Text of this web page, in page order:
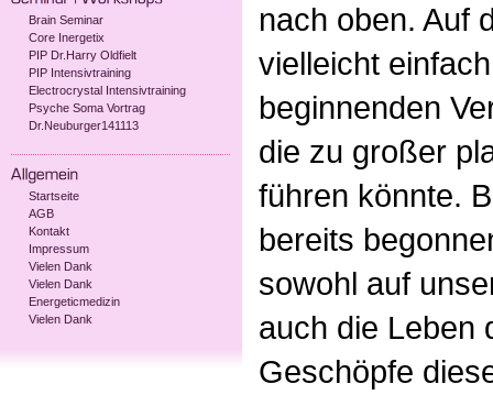
Brain Seminar
Core Inergetix
PIP Dr.Harry Oldfielt
PIP Intensivtraining
Electrocrystal Intensivtraining
Psyche Soma Vortrag
Dr.Neuburger141113
Startseite
AGB
Kontakt
Impressum
Vielen Dank
Vielen Dank
Energeticmedizin
Vielen Dank
nach oben. Auf
vielleicht
beginnenden
die zu großer
führen könnte.
bereits
sowohl auf
auch die Leben
Geschöpfe